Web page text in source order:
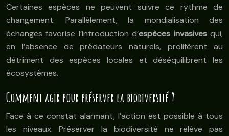
Certaines espèces ne peuvent suivre ce rythme de
changement. Parallèlement, la mondialisation des
échanges favorise l’introduction d’espèces invasivesqui,
en l’absence de prédateurs naturels, prolifèrent au
détriment des espèces locales et déséquilibrent les
écosystèmes.
Comment agir pour préserver la biodiversité ?
Face à ce constat alarmant, l’action est possible à tous
les niveaux. Préserver la biodiversité ne relève pas